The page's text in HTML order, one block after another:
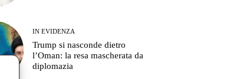
IN EVIDENZA
Trump si nasconde dietro
l’Oman: la resa mascherata da
diplomazia